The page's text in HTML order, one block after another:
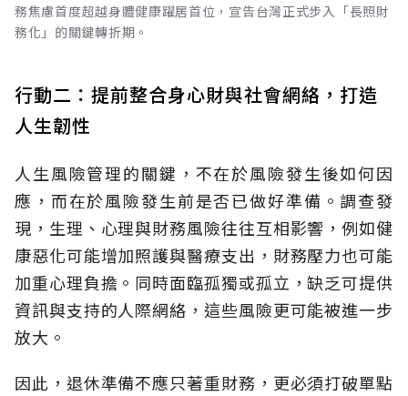
務焦慮首度超越身體健康躍居首位，宣告台灣正式步入「長照財
務化」的關鍵轉折期。
行動二：提前整合身心財與社會網絡，打造
人生韌性
人生風險管理的關鍵，不在於風險發生後如何因
應，而在於風險發生前是否已做好準備。調查發
現，生理、心理與財務風險往往互相影響，例如健
康惡化可能增加照護與醫療支出，財務壓力也可能
加重心理負擔。同時面臨孤獨或孤立，缺乏可提供
資訊與支持的人際網絡，這些風險更可能被進一步
放大。
因此，退休準備不應只著重財務，更必須打破單點